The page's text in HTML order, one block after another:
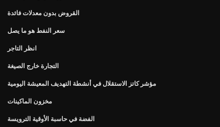
القروض بدون معدلات فائدة
سعر النفط هو ما يصل
انظر التاجر
التجارة خارج الصيغة
مؤشر كاتز الاستقلال في أنشطة التهديف المعيشة اليومية
مخزون الماكينات
الفضة في حاسبة الأوقية الترويسة